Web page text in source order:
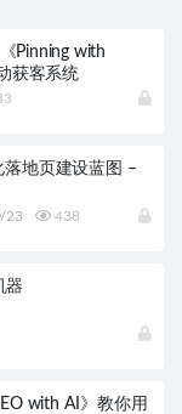
Pinning with
获客系统
落地页建设蓝图 –
23 438
器
with AI》教你用